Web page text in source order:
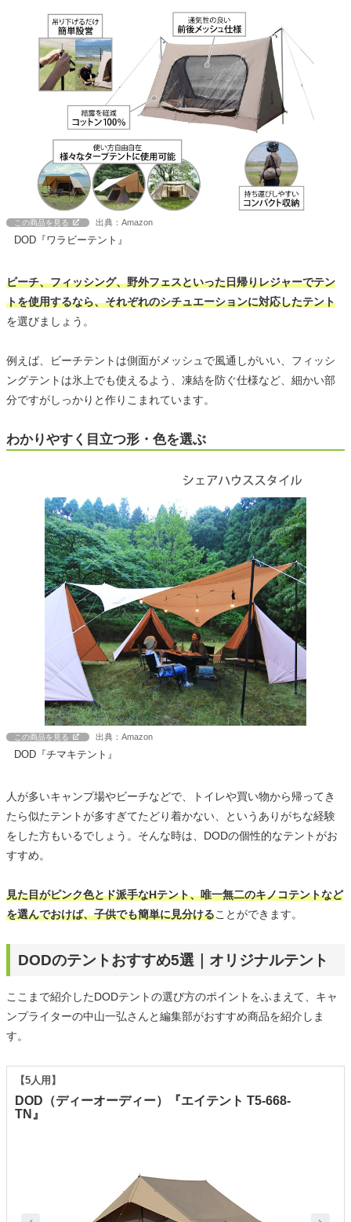
この商品を見る 出典：Amazon
DOD『ワラビーテント』
ビーチ、フィッシング、野外フェスといった日帰りレジャーでテン
トを使用するなら、それぞれのシチュエーションに対応したテント
を選びましょう。
例えば、ビーチテントは側面がメッシュで風通しがいい、フィッシ
ングテントは氷上でも使えるよう、凍結を防ぐ仕様など、細かい部
分ですがしっかりと作りこまれています。
わかりやすく目立つ形・色を選ぶ
この商品を見る 出典：Amazon
DOD『チマキテント』
人が多いキャンプ場やビーチなどで、トイレや買い物から帰ってき
たら似たテントが多すぎてたどり着かない、というありがちな経験
をした方もいるでしょう。そんな時は、DODの個性的なテントがお
すすめ。
見た目がピンク色とド派手なHテント、唯一無二のキノコテントなど
を選んでおけば、子供でも簡単に見分けることができます。
DODのテントおすすめ5選｜オリジナルテント
ここまで紹介したDODテントの選び方のポイントをふまえて、キャ
ンプライターの中山一弘さんと編集部がおすすめ商品を紹介しま
す。
DOD（ディーオーディー）『エイテント T5-668-
TN』
【5人用】